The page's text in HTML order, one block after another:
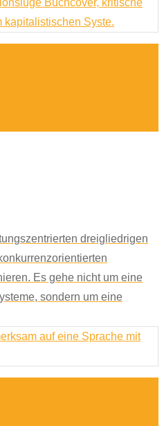
dreigliedrigen
Es gehe nicht um eine
sondern um eine